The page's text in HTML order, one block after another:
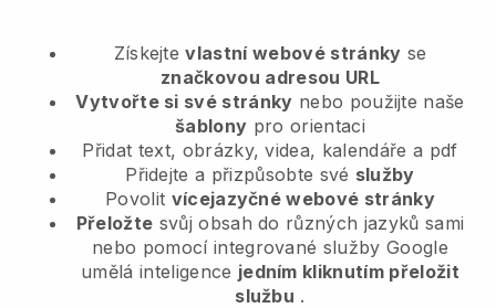
Získejtevlastní webové stránky se
značkovou adresou URL
Vytvořte si své stránky nebo použijte naše
šablony pro orientaci
Přidat text, obrázky, videa, kalendáře a pdf
Přidejte a přizpůsobte své služby
Povolit vícejazyčné webové stránky
Přeložte svůj obsah do různých jazyků sami
nebo pomocí integrované služby Google
umělá inteligence jedním kliknutím přeložit
službu .